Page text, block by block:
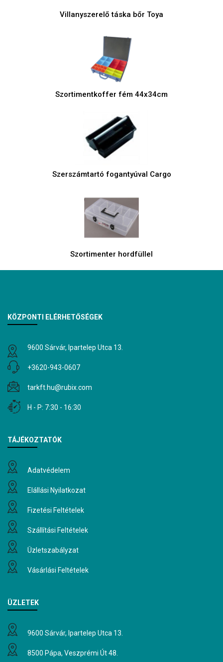
Villanyszerelő táska bőr Toya
Szortimentkoffer fém 44x34cm
Szerszámtartó fogantyúval Cargo
Szortimenter hordfüllel
KÖZPONTI ELÉRHETŐSÉGEK
9600 Sárvár, Ipartelep Utca 13.
+3620-943-0607
tarkft.hu@rubix.com
H - P: 7:30 - 16:30
TÁJÉKOZTATÓK
Adatvédelem
Elállási Nyilatkozat
Fizetési Feltételek
Szállítási Feltételek
Üzletszabályzat
Vásárlási Feltételek
ÜZLETEK
9600 Sárvár, Ipartelep Utca 13.
8500 Pápa, Veszprémi Út 48.